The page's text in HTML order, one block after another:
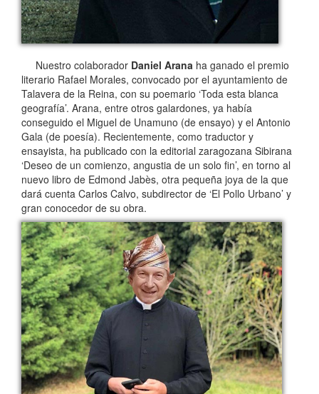
Nuestro colaborador Daniel Arana ha ganado el premio
literario Rafael Morales, convocado por el ayuntamiento de
Talavera de la Reina, con su poemario ‘Toda esta blanca
geografía’. Arana, entre otros galardones, ya había
conseguido el Miguel de Unamuno (de ensayo) y el Antonio
Gala (de poesía). Recientemente, como traductor y
ensayista, ha publicado con la editorial zaragozana Sibirana
‘Deseo de un comienzo, angustia de un solo fin’, en torno al
nuevo libro de Edmond Jabès, otra pequeña joya de la que
dará cuenta Carlos Calvo, subdirector de ‘El Pollo Urbano’ y
gran conocedor de su obra.